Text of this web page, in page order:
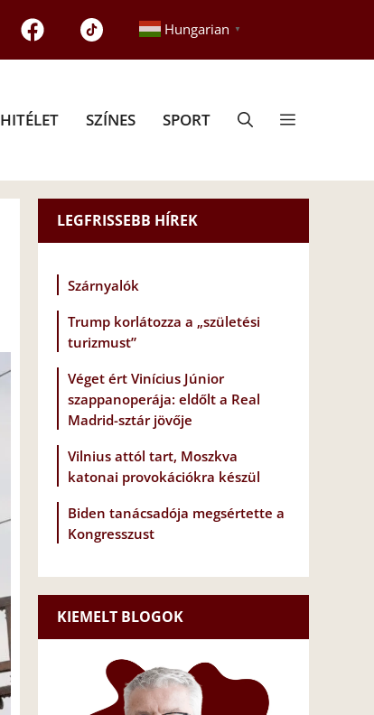
Hungarian ▼
HITÉLET SZÍNES SPORT
LEGFRISSEBB HÍREK
Szárnyalók
Trump korlátozza a „születési
turizmust”
Véget ért Vinícius Júnior
szappanoperája: eldőlt a Real
Madrid-sztár jövője
Vilnius attól tart, Moszkva
katonai provokációkra készül
Biden tanácsadója megsértette a
Kongresszust
KIEMELT BLOGOK